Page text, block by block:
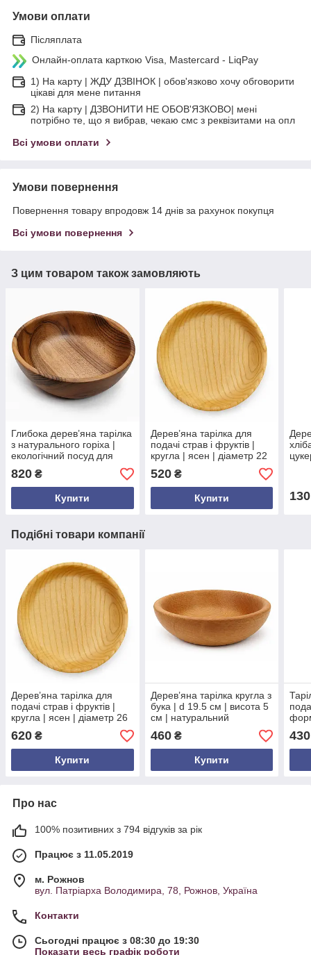
Умови оплати
Післяплата
Онлайн-оплата карткою Visa, Mastercard - LiqPay
1) На карту | ЖДУ ДЗВІНОК | обов'язково хочу обговорити
цікаві для мене питання
2) На карту | ДЗВОНИТИ НЕ ОБОВ'ЯЗКОВО| мені
потрібно те, що я вибрав, чекаю смс з реквізитами на опл
Всі умови оплати
Умови повернення
Повернення товару впродовж 14 днів за рахунок покупця
Всі умови повернення
З цим товаром також замовляють
Глибока дерев’яна тарілка
з натурального горіха |
екологічний посуд для
подачі фруктів і страв
820 ₴
Купити
Дерев’яна тарілка для
подачі страв і фруктів |
кругла | ясен | діаметр 22
см | висота 3.8 см
520₴
Купити 130
Подібні товари компанії
Дерев’яна тарілка для
подачі страв і фруктів |
кругла | ясен | діаметр 26
620 ₴
Купити
Дерев’яна тарілка кругла з
бука | d 19.5 см | висота 5
см | натуральний
460₴
Купити
см |
430
Про нас
100% позитивних з 794 відгуків за рік
Працює з 11.05.2019
м. Рожнов
вул. Патріарха Володимира, 78, Рожнов, Україна
Контакти
Сьогодні працює з 08:30 до 19:30
Показати весь графік роботи